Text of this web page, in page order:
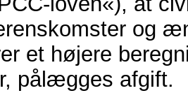
og
et højere
pålægges afgift.